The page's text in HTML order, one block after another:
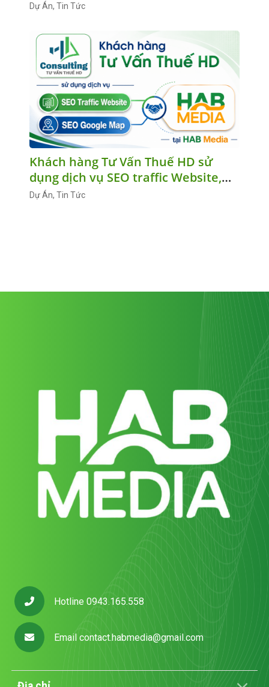
Dự Án, Tin Tức
Khách hàng Tư Vấn Thuế HD sử
dụng dịch vụ SEO traffic Website,
SEO Google Map tại HAB Media
Dự Án, Tin Tức
Hotline 0943.165.558
Emailcontact.habmedia@gmail.com